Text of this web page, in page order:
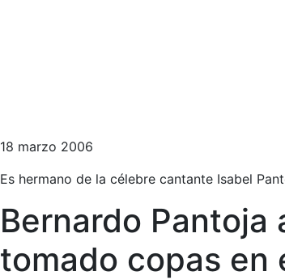
18 marzo 2006
Es hermano de la célebre cantante Isabel
Bernardo Pantoja
tomado copas en